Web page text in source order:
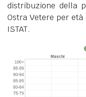
distribuzione della
Ostra Vetere per età
ISTAT.